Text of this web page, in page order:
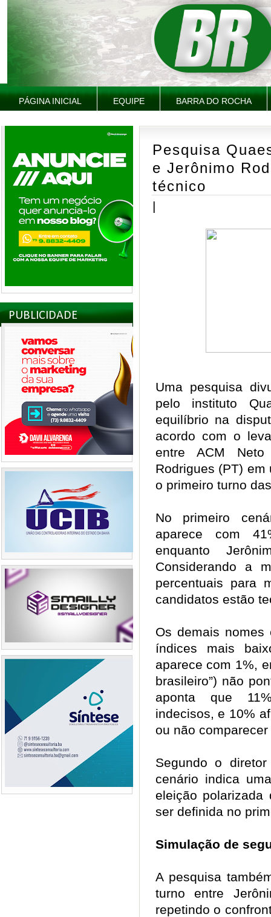
PÁGINA INICIAL EQUIPE BARRA DO ROCHA
PUBLICIDADE
Pesquisa
e Jerônimo
técnico
|
Uma pesquisa
pelo instituto
equilíbrio na
acordo com o
entre ACM
Rodrigues (PT)
o primeiro turno
No primeiro
aparece com
enquanto
Considerando a
percentuais para
candidatos estão
Os demais nomes
índices mais
aparece com 1%,
brasileiro”) não
aponta que
indecisos, e 10%
ou não
Segundo o
cenário indica
eleição polarizada
ser definida no
Simulação de
A pesquisa
turno entre
repetindo o